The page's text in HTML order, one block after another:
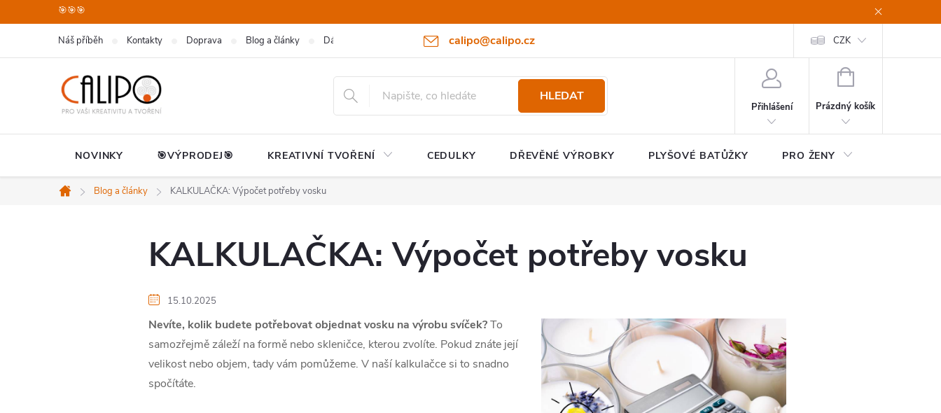
na
🎯🎯🎯
calipo@calipo.cz
Náš příběh Kontakty Doprava Blog a články Dárkové poukazy Hodnocení obchodu Moje objednávka CZK
HLEDAT
Přihlášení
NÁKUPNÍ
Prázdný košík
NOVINKY 🎯VÝPRODEJ🎯 KREATIVNÍ TVOŘENÍ CEDULKY DŘEVĚNÉ VÝROBKY PLYŠOVÉ BATŮŽKY PRO ŽENY
Domů
Blog a články KALKULAČKA: Výpočet potřeby vosku
KALKULAČKA: Výpočet potřeby vosku
15.10.2025
Nevíte, kolik budete potřebovat objednat vosku na výrobu svíček?To
samozřejmě záleží na formě nebo skleničce, kterou zvolíte. Pokud znáte její
velikost nebo objem, tady vám pomůžeme. V naší kalkulačce si to snadno
spočítáte.